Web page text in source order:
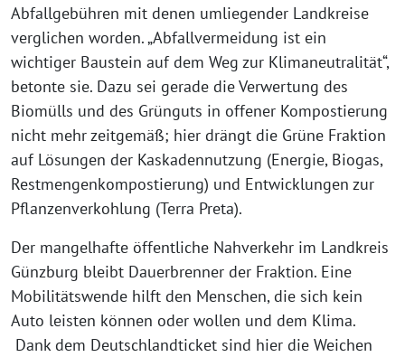
Abfallgebühren mit denen umliegender Landkreise
verglichen worden. „Abfallvermeidung ist ein
wichtiger Baustein auf dem Weg zur Klimaneutralität“,
betonte sie. Dazu sei gerade die Verwertung des
Biomülls und des Grünguts in offener Kompostierung
nicht mehr zeitgemäß; hier drängt die Grüne Fraktion
auf Lösungen der Kaskadennutzung (Energie, Biogas,
Restmengenkompostierung) und Entwicklungen zur
Pflanzenverkohlung (Terra Preta).
Der mangelhafte öffentliche Nahverkehr im Landkreis
Günzburg bleibt Dauerbrenner der Fraktion. Eine
Mobilitätswende hilft den Menschen, die sich kein
Auto leisten können oder wollen und dem Klima.
Dank dem Deutschlandticket sind hier die Weichen